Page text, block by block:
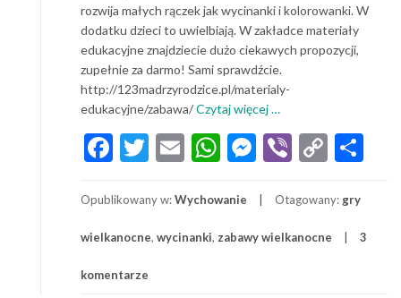
rozwija małych rączek jak wycinanki i kolorowanki. W
dodatku dzieci to uwielbiają. W zakładce materiały
edukacyjne znajdziecie dużo ciekawych propozycji,
zupełnie za darmo! Sami sprawdźcie.
http://123madrzyrodzice.pl/materialy-
edukacyjne/zabawa/Czytaj więcej
z
dziećmi
Wielkanocne
nasze
…
Facebook
Twitter
EmailWhatsApp
Messenger
Viber
Copy
Opublikowany w:Wychowanie Otagowany: gry
wielkanocne, wycinanki, zabawy wielkanocne 3
komentarze